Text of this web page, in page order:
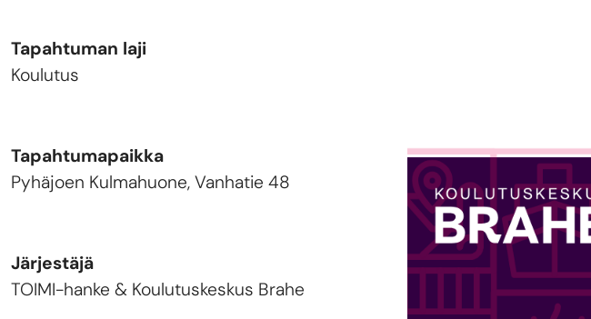
Tapahtuman laji
Koulutus
Tapahtumapaikka
Pyhäjoen Kulmahuone, Vanhatie 48
Järjestäjä
TOIMI-hanke & Koulutuskeskus Brahe